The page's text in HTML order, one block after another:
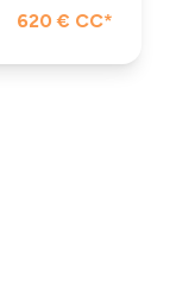
620 € CC*